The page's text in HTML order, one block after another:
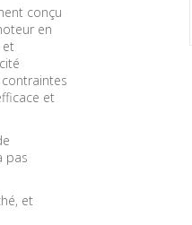
conçu
en
et
pas
et